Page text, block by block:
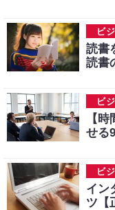
ビ
読書
読書
ビ
【
せる
ビ
イン
ツ【